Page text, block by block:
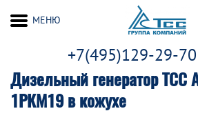
Дизельный генератор ТСС
1РКМ19 в кожухе
+7(495)129-29-70
МЕНЮ